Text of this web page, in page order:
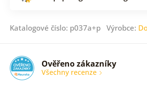
Katalogové číslo: p037a+p Výrobce:
Ověřeno zákazníky
Všechny recenze